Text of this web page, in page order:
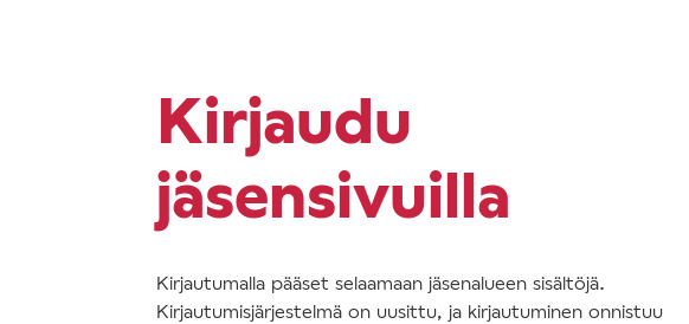
Kirjaudu
jäsensivuilla
Kirjautumalla pääset selaamaan jäsenalueen sisältöjä.
Kirjautumisjärjestelmä on uusittu, ja kirjautuminen onnistuu